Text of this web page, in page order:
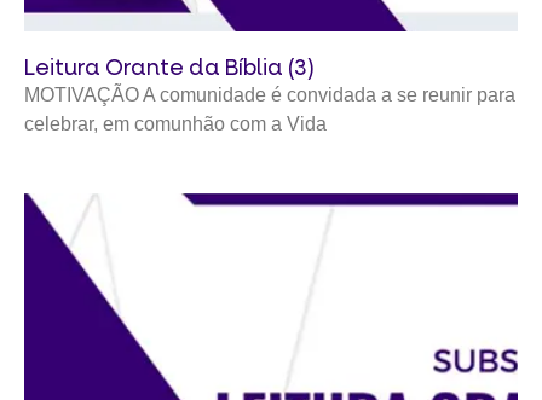
Leitura Orante da Bíblia (3)
MOTIVAÇÃO A comunidade é convidada a se reunir para
celebrar, em comunhão com a Vida